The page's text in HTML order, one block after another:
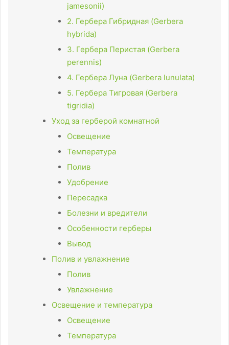
jamesonii)
2. Гербера Гибридная (Gerbera
hybrida)
3. Гербера Перистая (Gerbera
perennis)
4. Гербера Луна (Gerbera lunulata)
5. Гербера Тигровая (Gerbera
tigridia)
Уход за герберой комнатной
Освещение
Температура
Полив
Удобрение
Пересадка
Болезни и вредители
Особенности герберы
Вывод
Полив и увлажнение
Полив
Увлажнение
Освещение и температура
Освещение
Температура